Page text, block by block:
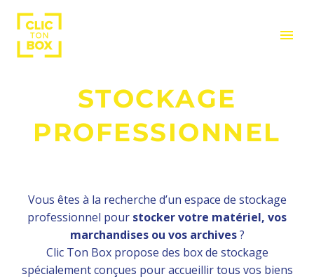
LOCATION ESPACE
STOCKAGE
PROFESSIONNEL
Vous êtes à la recherche d’un espace de stockage
professionnel pour stocker votre matériel, vos
marchandises ou vos archives?
Clic Ton Box propose des box de stockage
spécialement conçues pour accueillir tous vos biens